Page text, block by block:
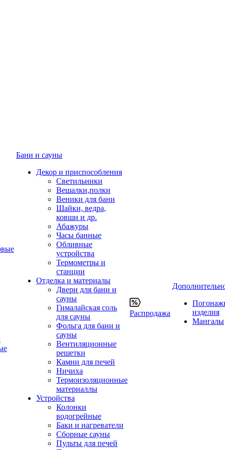
Бани и сауны
Декор и приспособления
Светильники
Вешалки,полки
Веники для бани
Шайки, ведра,
ковши и др.
Абажуры
Часы банные
Обливные
устройства
Термометры и
станции
Отделка и материалы
Двери для бани и
сауны
Гималайская соль
для сауны
Фольга для бани и
сауны
Вентиляционные
решетки
Камни для печей
Ничиха
Термоизоляционные
материаллы
Устройства
Колонки
водогрейные
Баки и нагреватели
Сборные сауны
Пульты для печей
Распродажа
изделия
Мангалы